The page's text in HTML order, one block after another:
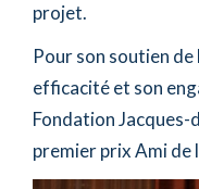
projet.
Pour son soutien
efficacité et son
Fondation
premier prix Ami de